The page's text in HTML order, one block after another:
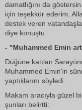
damatlığını da
için teşekkür ederim.
destek veren
diye konuştu.
- "Muhammed Emin
Düğüne katılan
Muhammed Emin'in
yaptıklarını söyledi.
Makam aracıyla güzel
şunları belirtti: